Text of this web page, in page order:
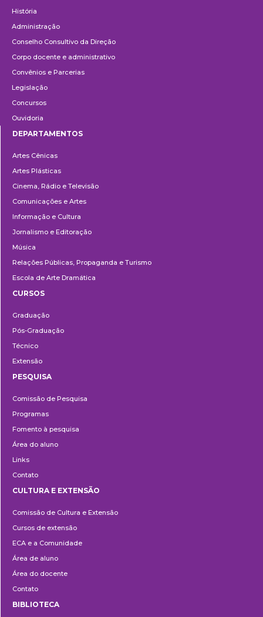
História
Administração
Conselho Consultivo da Direção
Corpo docente e administrativo
Convênios e Parcerias
Legislação
Concursos
Ouvidoria
DEPARTAMENTOS
Artes Cênicas
Artes Plásticas
Cinema, Rádio e Televisão
Comunicações e Artes
Informação e Cultura
Jornalismo e Editoração
Música
Relações Públicas, Propaganda e Turismo
Escola de Arte Dramática
CURSOS
Graduação
Pós-Graduação
Técnico
Extensão
PESQUISA
Comissão de Pesquisa
Programas
Fomento à pesquisa
Área do aluno
Links
Contato
e
Extensão
CULTURA E EXTENSÃO
Comissão de Cultura e Extensão
Cursos de extensão
ECA e a Comunidade
Área de aluno
Área do docente
Contato
BIBLIOTECA